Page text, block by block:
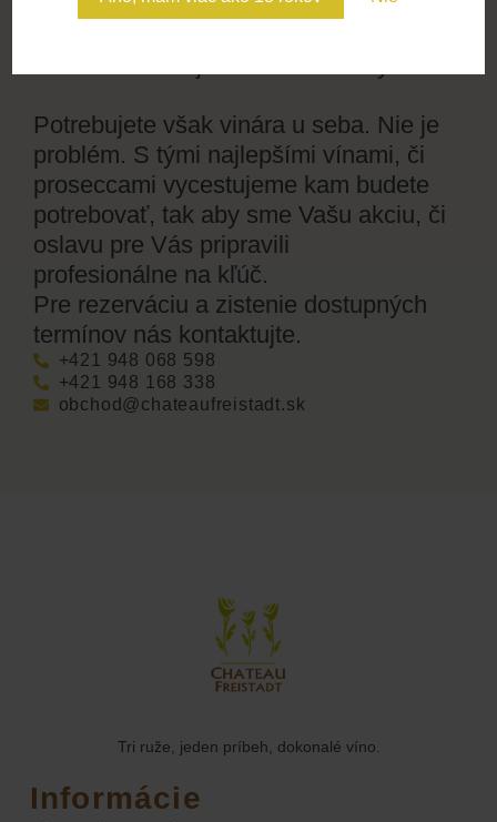
Potrebujete však vinára u seba. Nie je
problém. S tými najlepšími vínami, či
proseccami vycestujeme kam budete
potrebovať, tak aby sme Vašu akciu, či
oslavu pre Vás pripravili
profesionálne na kľúč.
Pre rezerváciu a zistenie dostupných
termínov nás kontaktujte.
+421 948 068 598
+421 948 168 338
obchod@chateaufreistadt.sk
Tri ruže, jeden príbeh, dokonalé víno.
Informácie